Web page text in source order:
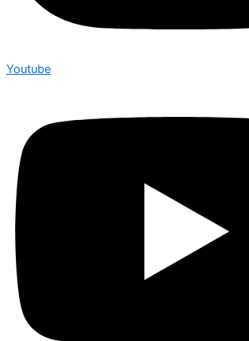
Youtube